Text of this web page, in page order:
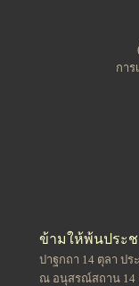
กา
ข้ามให้พ้นประช
ปาฐกถา 14 ตุลา ปร
ณ อนุสรณ์สถาน 14